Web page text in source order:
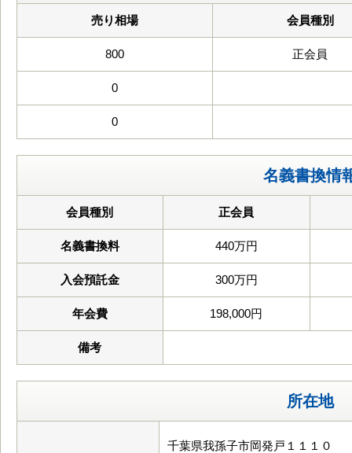
売り相場 会員種別
800 正会員
0
0
名義書換情
会員種別 正会員
名義書換料 440万円
入会預託金 300万円
年会費 198,000円
備考
所在地
千葉県我孫子市岡発戸１１１０